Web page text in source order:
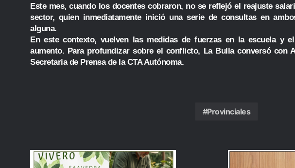
Este mes, cuando los docentes cobraron, no se reflejó el reajuste
sector, quien inmediatamente inició una serie de consultas en
alguna.
En este contexto, vuelven las medidas de fuerzas en la escuela y
aumento. Para profundizar sobre el conflicto, La Bulla conversó con
Secretaria de Prensa de la CTA Autónoma.
Provinciales